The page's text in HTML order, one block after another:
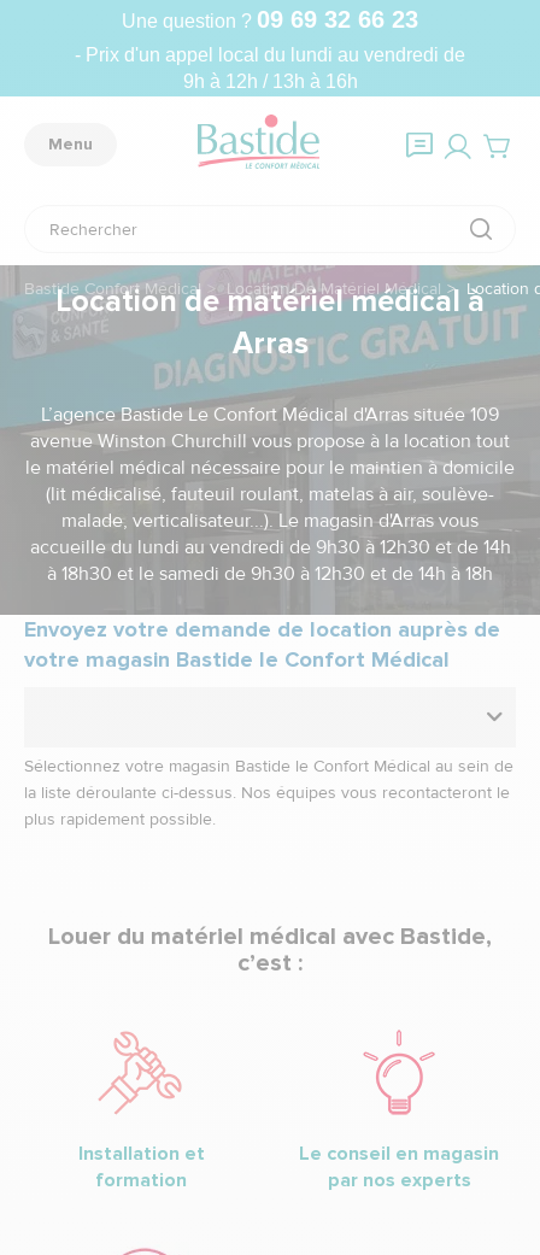
Une question ? 09 69 32 66 23
- Prix d'un appel local du lundi au vendredi de
9h à 12h / 13h à 16h
Menu
Bastide Confort Médical Location De Matériel Médical Location
Location de matériel médical à
Arras
L’agence Bastide Le Confort Médical d'Arras située 109
avenue Winston Churchill vous propose à la location tout
le matériel médical nécessaire pour le maintien à domicile
(lit médicalisé, fauteuil roulant, matelas à air, soulève-
malade, verticalisateur...). Le magasin d'Arras vous
accueille du lundi au vendredi de 9h30 à 12h30 et de 14h
à 18h30 et le samedi de 9h30 à 12h30 et de 14h à 18h
Envoyez votre demande de location auprès de
votre magasin Bastide le Confort Médical
Sélectionnez votre magasin Bastide le Confort Médical au sein de
la liste déroulante ci-dessus. Nos équipes vous recontacteront le
plus rapidement possible.
Louer du matériel médical avec Bastide,
c’est :
Installation et
formation
Le conseil en magasin
par nos experts